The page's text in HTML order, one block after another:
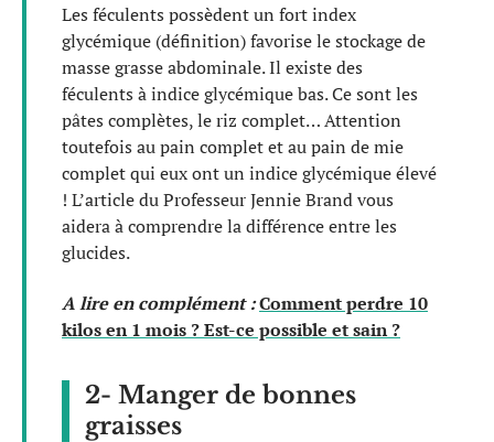
Les féculents possèdent un fort index
glycémique (définition) favorise le stockage de
masse grasse abdominale. Il existe des
féculents à indice glycémique bas. Ce sont les
pâtes complètes, le riz complet… Attention
toutefois au pain complet et au pain de mie
complet qui eux ont un indice glycémique élevé
! L’article du Professeur Jennie Brand vous
aidera à comprendre la différence entre les
glucides.
A lire en complément :Comment perdre 10
kilos en 1 mois ? Est-ce possible et sain ?
2- Manger de bonnes
graisses